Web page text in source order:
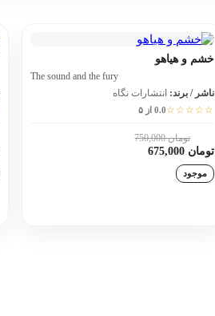
خشم و هیاهو
The sound and the fury
ناشر / برند: انتشارات نگاه
☆☆☆☆☆0.0 از ۵
تومان 750,000
تومان 675,000
موجود